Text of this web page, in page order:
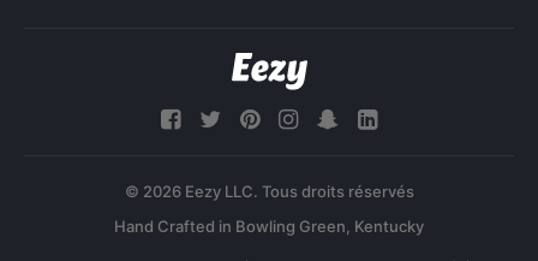
© 2026 Eezy LLC. Tous droits réservés